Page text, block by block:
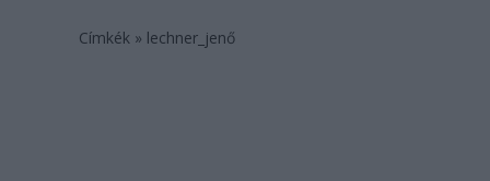
Címkék » lechner_jenő